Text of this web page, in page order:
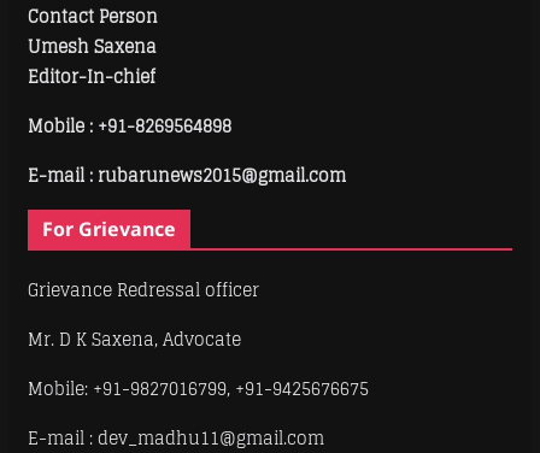
Contact Person
Umesh Saxena
Editor-In-chief
Mobile : +91-8269564898
E-mail : rubarunews2015@gmail.com
For Grievance
Grievance Redressal officer
Mr. D K Saxena, Advocate
Mobile: +91-9827016799, +91-9425676675
E-mail : dev_madhu11@gmail.com